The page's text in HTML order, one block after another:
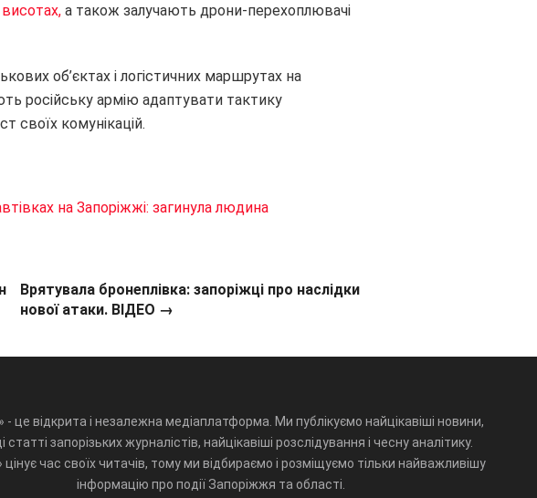
а також залучають дрони-перехоплювачі
об’єктах і логістичних маршрутах на
російську армію адаптувати тактику
своїх комунікацій.
на Запоріжжі: загинула людина
Врятувала бронеплівка: запоріжці про наслідки
нової атаки. ВІДЕО →
- це відкрита і незалежна медіаплатформа. Ми публікуємо найцікавіші новини,
статті запорізьких журналістів, найцікавіші розслідування і чесну аналітику.
час своїх читачів, тому ми відбираємо і розміщуємо тільки найважливішу
інформацію про події Запоріжжя та області.